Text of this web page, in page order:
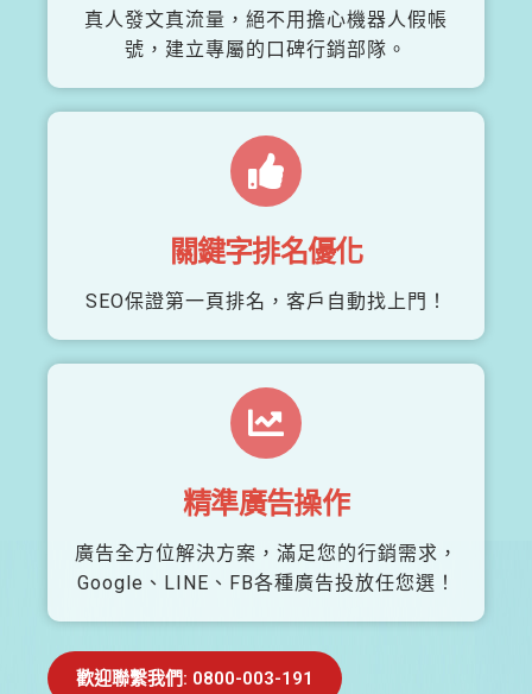
真人發文真流量，絕不用擔心機器人假帳
號，建立專屬的口碑行銷部隊。
關鍵字排名優化
SEO保證第一頁排名，客戶自動找上門！
精準廣告操作
廣告全方位解決方案，滿足您的行銷需求，
Google、LINE、FB各種廣告投放任您選！
歡迎聯繫我們: 0800-003-191